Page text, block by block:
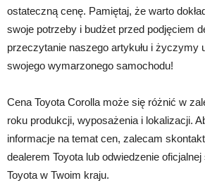
ostateczną cenę. Pamiętaj, że warto
swoje potrzeby i budżet przed podjęciem
przeczytanie naszego artykułu i życzymy
swojego wymarzonego samochodu!
Cena Toyota Corolla może się różnić w
roku produkcji, wyposażenia i lokalizacji.
informacje na temat cen, zalecam
dealerem Toyota lub odwiedzenie
Toyota w Twoim kraju.